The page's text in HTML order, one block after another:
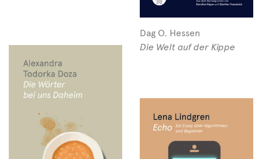
Dag O. Hessen
Die Welt auf der Kippe